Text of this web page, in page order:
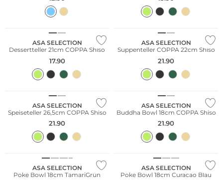
ASA SELECTION
Dessertteller 21cm COPPA Shiso
17.90
ASA SELECTION
Suppenteller COPPA 22cm Shiso
21.90
ASA SELECTION
Speiseteller 26,5cm COPPA Shiso
21.90
ASA SELECTION
Buddha Bowl 18cm COPPA Shiso
21.90
ASA SELECTION
Poke Bowl 18cm TamariGrün
ASA SELECTION
Poke Bowl 18cm Curacao Blau